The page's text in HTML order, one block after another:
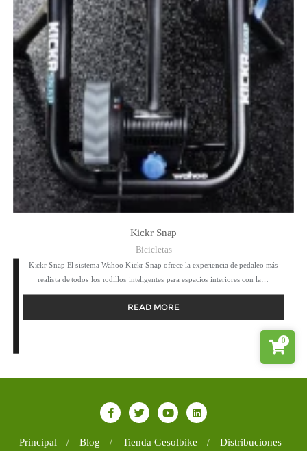
Kickr Snap
Bicicletas
Kickr Snap El sistema Wahoo Kickr Snap ofrece la experiencia de pedaleo más
realista de todos los rodillos inteligentes para espacios interiores con la…
READ MORE
Principal Blog Tienda Gesolbike Distribuciones
0